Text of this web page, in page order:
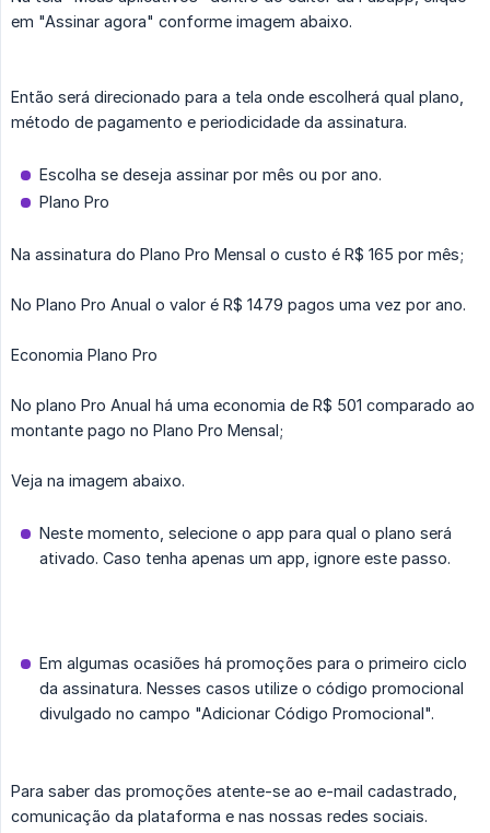
em "Assinar agora" conforme imagem abaixo.
Então será direcionado para a tela onde escolherá qual plano,
método de pagamento e periodicidade da assinatura.
Escolha se deseja assinar por mês ou por ano.
Plano Pro
Na assinatura do Plano Pro Mensal o custo é R$ 165 por mês;
No Plano Pro Anual o valor é R$ 1479 pagos uma vez por ano.
Economia Plano Pro
No plano Pro Anual há uma economia de R$ 501 comparado ao
montante pago no Plano Pro Mensal;
Veja na imagem abaixo.
Neste momento, selecione o app para qual o plano será
ativado. Caso tenha apenas um app, ignore este passo.
Em algumas ocasiões há promoções para o primeiro ciclo
da assinatura. Nesses casos utilize o código promocional
divulgado no campo "Adicionar Código Promocional".
Para saber das promoções atente-se ao e-mail cadastrado,
comunicação da plataforma e nas nossas redes sociais.